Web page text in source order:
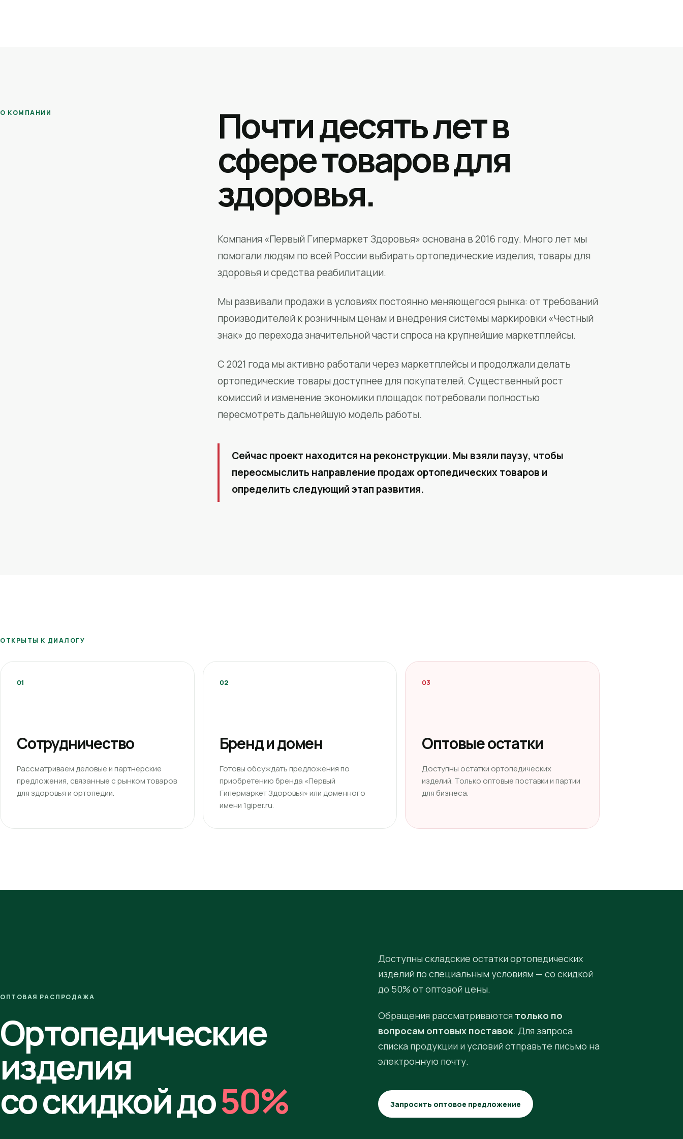
О КОМПАНИИ Почти десять лет в
сфере товаров для
здоровья.
Компания «Первый Гипермаркет Здоровья» основана в 2016 году. Много лет мы
помогали людям по всей России выбирать ортопедические изделия, товары для
здоровья и средства реабилитации.
Мы развивали продажи в условиях постоянно меняющегося рынка: от требований
производителей к розничным ценам и внедрения системы маркировки «Честный
знак» до перехода значительной части спроса на крупнейшие маркетплейсы.
С 2021 года мы активно работали через маркетплейсы и продолжали делать
ортопедические товары доступнее для покупателей. Существенный рост
комиссий и изменение экономики площадок потребовали полностью
пересмотреть дальнейшую модель работы.
Сейчас проект находится на реконструкции. Мы взяли паузу, чтобы
переосмыслить направление продаж ортопедических товаров и
определить следующий этап развития.
ОТКРЫТЫ К ДИАЛОГУ
01
Сотрудничество
Рассматриваем деловые и партнерские
предложения, связанные с рынком товаров
для здоровья и ортопедии.
02
Бренд и домен
Готовы обсуждать предложения по
приобретению бренда «Первый
Гипермаркет Здоровья» или доменного
имени 1giper.ru.
03
Оптовые остатки
Доступны остатки ортопедических
изделий. Только оптовые поставки и партии
для бизнеса.
ОПТОВАЯ РАСПРОДАЖА
Ортопедические
изделия
со скидкой до50%
Доступны складские остатки ортопедических
изделий по специальным условиям — со скидкой
до 50% от оптовой цены.
Обращения рассматриваются только по
вопросам оптовых поставок. Для запроса
списка продукции и условий отправьте письмо на
электронную почту.
Запросить оптовое предложение